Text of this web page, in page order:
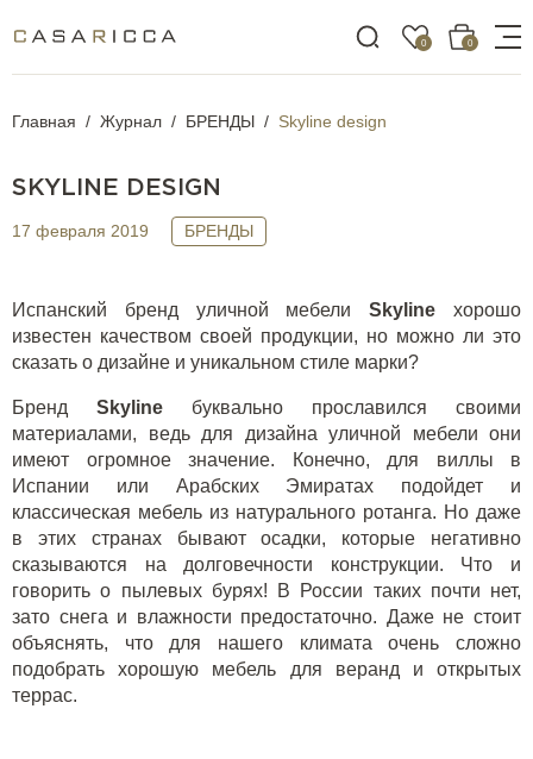
0 0
Главная Журнал БРЕНДЫ Skyline design
SKYLINE DESIGN
17 февраля 2019 БРЕНДЫ
Испанский бренд уличной мебелиSkyline хорошо
известен качеством своей продукции, но можно ли это
сказать о дизайне и уникальном стиле марки?
Бренд Skyline буквально прославился своими
материалами, ведь для дизайна уличной мебели они
имеют огромное значение. Конечно, для виллы в
Испании или Арабских Эмиратах подойдет и
классическая мебель из натурального ротанга. Но даже
в этих странах бывают осадки, которые негативно
сказываются на долговечности конструкции. Что и
говорить о пылевых бурях! В России таких почти нет,
зато снега и влажности предостаточно. Даже не стоит
объяснять, что для нашего климата очень сложно
подобрать хорошую мебель для веранд и открытых
террас.